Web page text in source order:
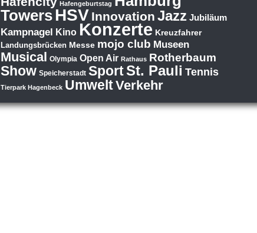
Hafengeburtstag
TowersHSV Innovation Jazz Jubiläum
Kampnagel Kino Konzerte Kreuzfahrer
Landungsbrücken Messe mojo club Museen
Musical Olympia Open Air Rathaus Rotherbaum
Show Speicherstadt SportSt. Pauli Tennis
Tierpark Hagenbeck UmweltVerkehr